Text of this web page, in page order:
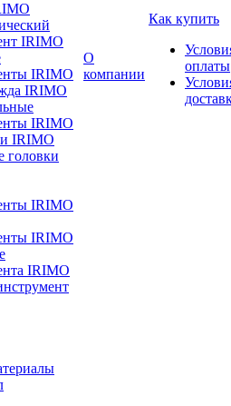
IRIMO
IRIMO
IRIMO
IRIMO
IRIMO
головки
IRIMO
IRIMO
IRIMO
О
компании
Как купить
оплаты